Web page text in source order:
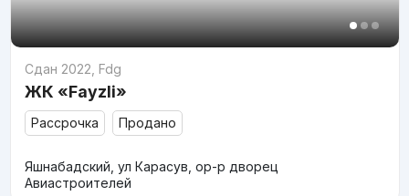
Сдан 2022 Fdg
ЖК «Fayzli»
Рассрочка Продано
Яшнабадский, ул Карасув, ор-р дворец
Авиастроителей